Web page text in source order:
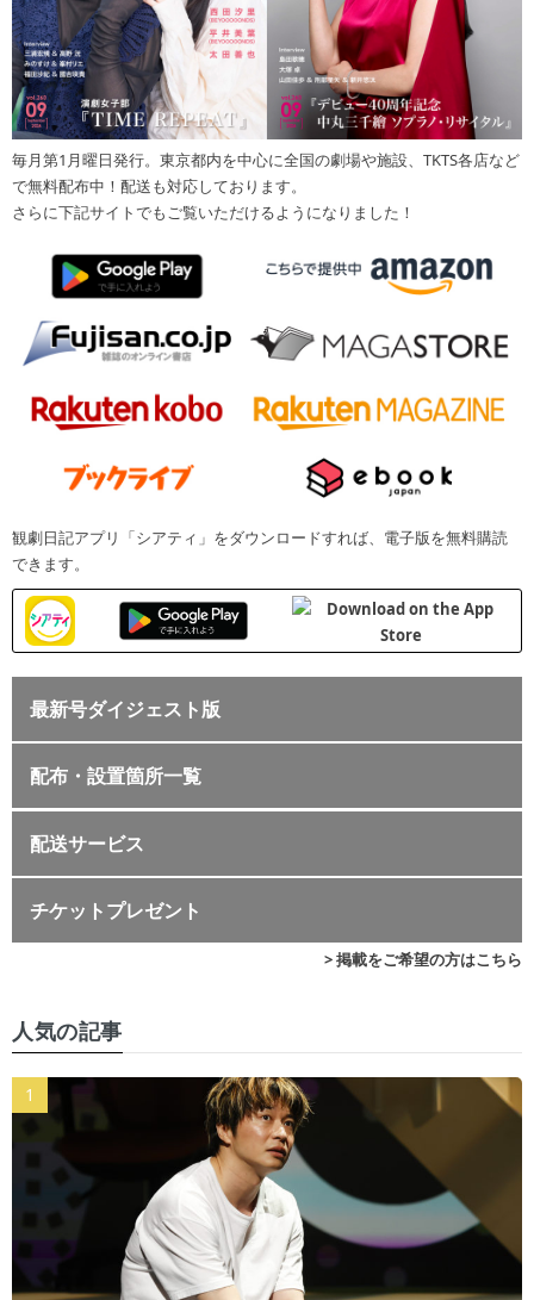
毎月第1月曜日発行。東京都内を中心に全国の劇場や施設、TKTS各店など
で無料配布中！配送も対応しております。
さらに下記サイトでもご覧いただけるようになりました！
観劇日記アプリ「シアティ」をダウンロードすれば、電子版を無料購読
できます。
最新号ダイジェスト版
配布・設置箇所一覧
配送サービス
チケットプレゼント
> 掲載をご希望の方はこちら
人気の記事